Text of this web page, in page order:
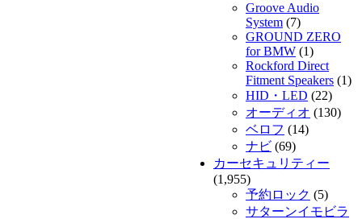
Groove Audio
System (7)
GROUND ZERO
for BMW (1)
Rockford Direct
Fitment Speakers (1)
HID・LED (22)
オーディオ (130)
ベロフ (14)
ナビ (69)
カーセキュリティー
(1,955)
予約ロック (5)
サターンイモビラ